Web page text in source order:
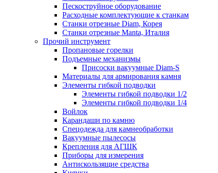
Пескоструйное оборудование
Расходные комплектующие к станкам
Станки отрезные Diam, Корея
Станки отрезные Manta, Италия
Прочий инструмент
Пропановые горелки
Подъeмные механизмы
Присоски вакуумные Diam-S
Материалы для армирования камня
Элементы гибкой подводки
Элементы гибкой подводки 1/2
Элементы гибкой подводки 1/4
Войлок
Карандаши по камню
Спецодежда для камнеобработки
Вакуумные пылесосы
Крепления для АГШК
Приборы для измерения
Антискользящие средства